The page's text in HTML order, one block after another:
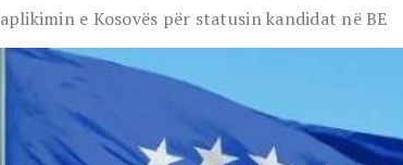
e Kosovës për statusin kandidat në BE